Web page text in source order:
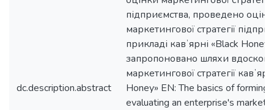
dc.description.abstract
підприємства, проведено
маркетингової стратегії
прикладі кавʼярні «Black
запропоновано шляхи
маркетингової стратегії
Honey» EN: The basics of forming
evaluating an enterprise's